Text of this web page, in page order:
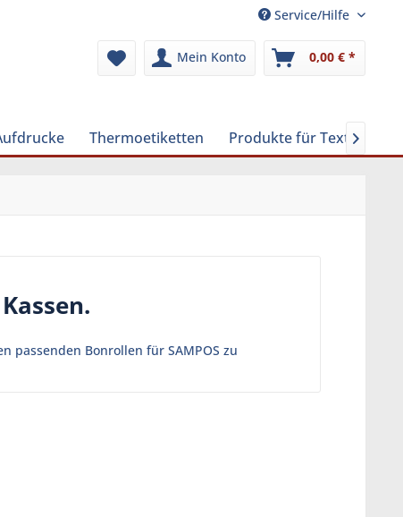
Service/Hilfe
Mein Konto 0,00 € *
Thermoetiketten Produkte für 
passenden Bonrollen für SAMPOS zu